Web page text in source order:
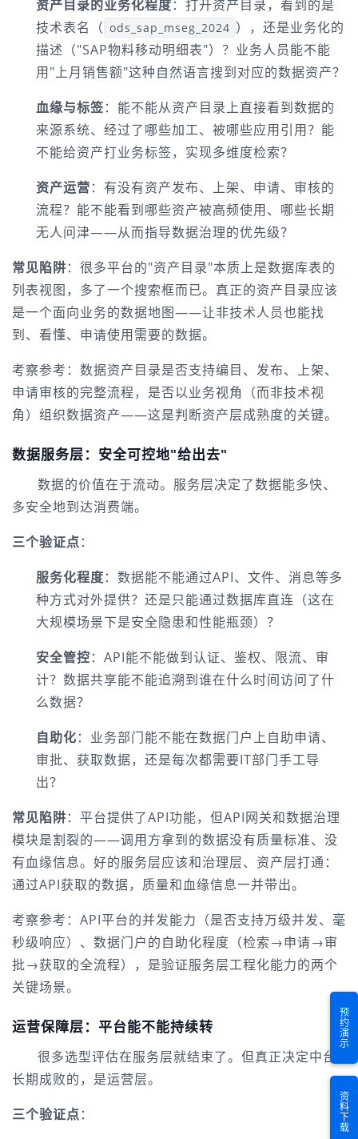
资产目录的业务化程度：打开资产目录，看到的是
技术表名（ ods_sap_mseg_2024 ），还是业务化的
描述（"SAP物料移动明细表"）？业务人员能不能
用"上月销售额"这种自然语言搜到对应的数据资产？
血缘与标签：能不能从资产目录上直接看到数据的
来源系统、经过了哪些加工、被哪些应用引用？能
不能给资产打业务标签，实现多维度检索？
资产运营：有没有资产发布、上架、申请、审核的
流程？能不能看到哪些资产被高频使用、哪些长期
无人问津——从而指导数据治理的优先级？
常见陷阱：很多平台的"资产目录"本质上是数据库表的
列表视图，多了一个搜索框而已。真正的资产目录应该
是一个面向业务的数据地图——让非技术人员也能找
到、看懂、申请使用需要的数据。
考察参考：数据资产目录是否支持编目、发布、上架、
申请审核的完整流程，是否以业务视角（而非技术视
角）组织数据资产——这是判断资产层成熟度的关键。
数据服务层：安全可控地"给出去"
数据的价值在于流动。服务层决定了数据能多快、
多安全地到达消费端。
三个验证点：
服务化程度：数据能不能通过API、文件、消息等多
种方式对外提供？还是只能通过数据库直连（这在
大规模场景下是安全隐患和性能瓶颈）？
安全管控：API能不能做到认证、鉴权、限流、审
计？数据共享能不能追溯到谁在什么时间访问了什
么数据？
自助化：业务部门能不能在数据门户上自助申请、
审批、获取数据，还是每次都需要IT部门手工导
出？
常见陷阱：平台提供了API功能，但API网关和数据治理
模块是割裂的——调用方拿到的数据没有质量标准、没
有血缘信息。好的服务层应该和治理层、资产层打通：
通过API获取的数据，质量和血缘信息一并带出。
考察参考：API平台的并发能力（是否支持万级并发、毫
秒级响应）、数据门户的自助化程度（检索→申请→审
批→获取的全流程），是验证服务层工程化能力的两个
关键场景。
运营保障层：平台能不能持续转
很多选型评估在服务层就结束了。但真正决定中台
长期成败的，是运营层。
三个验证点：
预约演示
资料下载